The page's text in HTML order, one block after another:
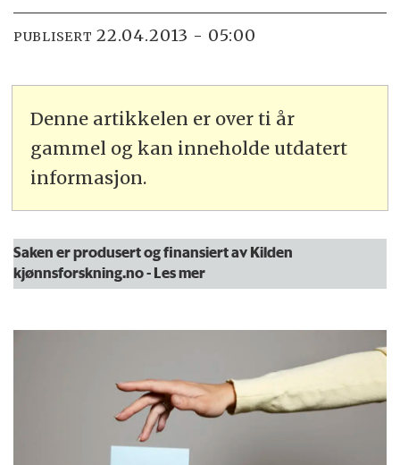
PUBLISERT 22.04.2013 - 05:00
Denne artikkelen er over ti år
gammel og kan inneholde utdatert
informasjon.
Saken er produsert og finansiert av Kilden
kjønnsforskning.no- Les mer